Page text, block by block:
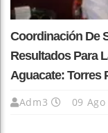
Coordinación De
Resultados Para
Aguacate: Torres
Adm3 09